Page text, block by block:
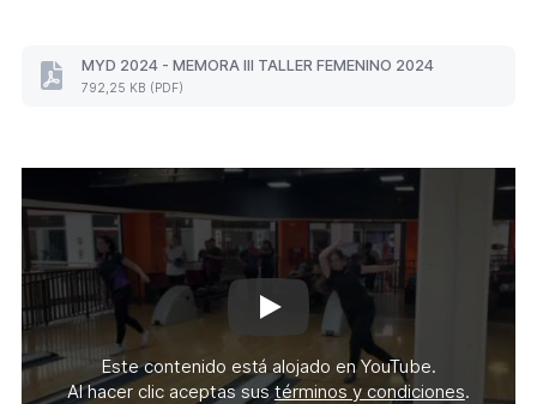
MYD 2024 - MEMORA III TALLER FEMENINO 2024
792,25 KB (PDF)
MYD
III
FEMENINO
2024
(Formato
PDF.
792,25
KB)
Reproducir
Este contenido está alojado en YouTube.
Al hacer clic aceptas sustérminos y condicionesde
.